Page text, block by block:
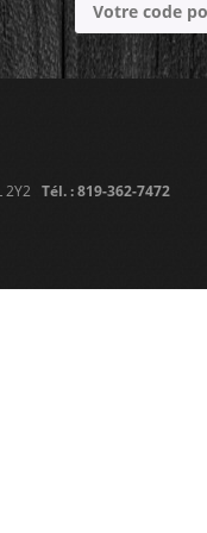
2Y2 Tél. : 819-362-7472